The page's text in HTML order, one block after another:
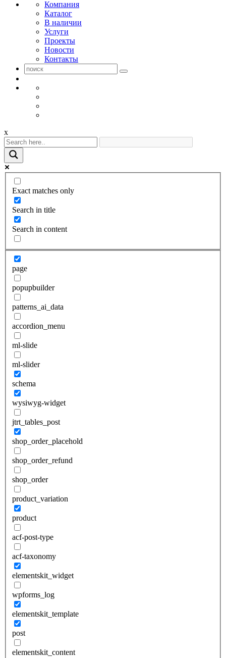
Компания
Каталог
В наличии
Услуги
Проекты
Новости
Контакты
x
Exact matches only
Search in title
Search in content
page
popupbuilder
patterns_ai_data
accordion_menu
ml-slide
ml-slider
schema
wysiwyg-widget
jtrt_tables_post
shop_order_placehold
shop_order_refund
shop_order
product_variation
product
acf-post-type
acf-taxonomy
elementskit_widget
wpforms_log
elementskit_template
post
elementskit_content